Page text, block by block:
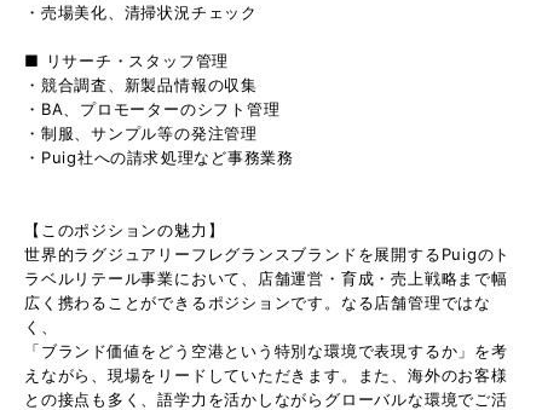
・売場美化、清掃状況チェック
■ リサーチ・スタッフ管理
・競合調査、新製品情報の収集
・BA、プロモーターのシフト管理
・制服、サンプル等の発注管理
・Puig社への請求処理など事務業務
【このポジションの魅力】
世界的ラグジュアリーフレグランスブランドを展開するPuigのト
ラベルリテール事業において、店舗運営・育成・売上戦略まで幅
広く携わることができるポジションです。なる店舗管理ではな
く、
「ブランド価値をどう空港という特別な環境で表現するか」を考
えながら、現場をリードしていただきます。また、海外のお客様
との接点も多く、語学力を活かしながらグローバルな環境でご活